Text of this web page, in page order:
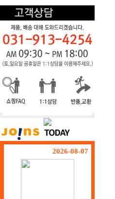
2026-08-07